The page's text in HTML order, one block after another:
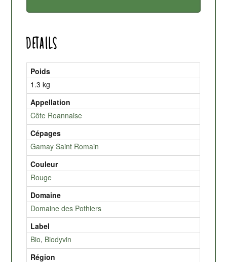
Details
Poids
1.3 kg
Appellation
Côte Roannaise
Cépages
Gamay Saint Romain
Couleur
Rouge
Domaine
Domaine des Pothiers
Label
Bio, Biodyvin
Région